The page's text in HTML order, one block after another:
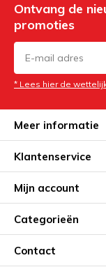
Ontvang de
promoties
* Lees hier de
Meer informatie
Klantenservice
Mijn account
Categorieën
Contact